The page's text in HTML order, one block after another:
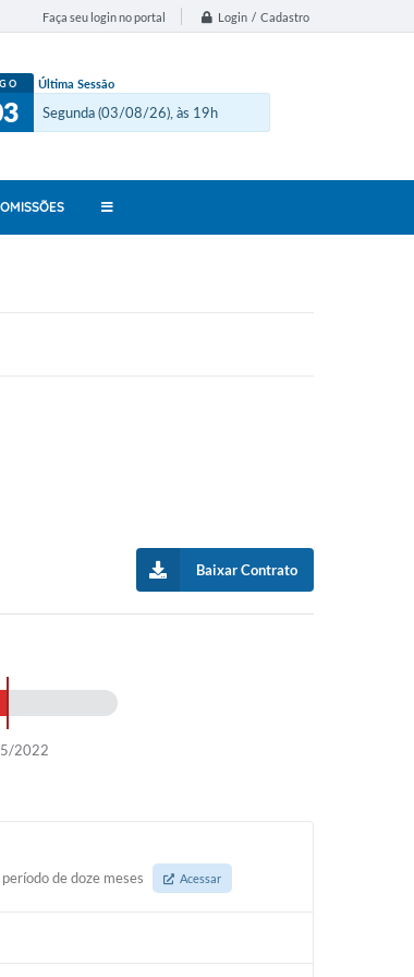
Faça seu login no portal Login / Cadastro
Última Sessão
Segunda (03/08/26), às 19h
Baixar Contrato
2022
de doze meses
Acessar